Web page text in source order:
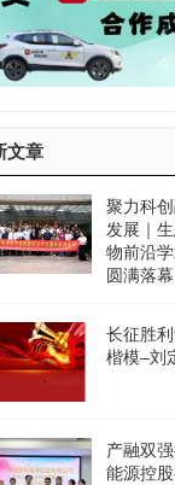
文章
聚力科
发展｜
物前沿
圆满落幕
长征胜
楷模–刘
产融双
能源控